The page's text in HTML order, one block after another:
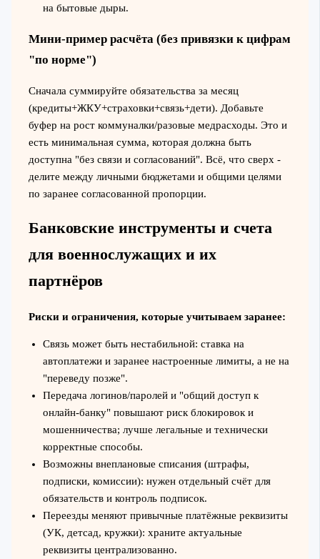
на бытовые дыры.
Мини-пример расчёта (без привязки к цифрам
"по норме")
Сначала суммируйте обязательства за месяц
(кредиты+ЖКУ+страховки+связь+дети). Добавьте
буфер на рост коммуналки/разовые медрасходы. Это и
есть минимальная сумма, которая должна быть
доступна "без связи и согласований". Всё, что сверх -
делите между личными бюджетами и общими целями
по заранее согласованной пропорции.
Банковские инструменты и счета
для военнослужащих и их
партнёров
Риски и ограничения, которые учитываем заранее:
Связь может быть нестабильной: ставка на
автоплатежи и заранее настроенные лимиты, а не на
"переведу позже".
Передача логинов/паролей и "общий доступ к
онлайн-банку" повышают риск блокировок и
мошенничества; лучше легальные и технически
корректные способы.
Возможны внеплановые списания (штрафы,
подписки, комиссии): нужен отдельный счёт для
обязательств и контроль подписок.
Переезды меняют привычные платёжные реквизиты
(УК, детсад, кружки): храните актуальные
реквизиты централизованно.